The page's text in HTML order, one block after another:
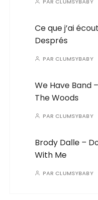
Ce que j’ai
Després
PAR CLUMSYBABY
We Have Band
The Woods
PAR CLUMSYBABY
Brody Dalle –
With Me
PAR CLUMSYBABY